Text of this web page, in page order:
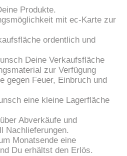
Produkte.
mit ec-Karte zur
ordentlich und
Deine Verkaufsfläche
zur Verfügung
gegen Feuer, Einbruch und
eine kleine Lagerfläche
Abverkäufe und
Nachlieferungen.
Monatsende eine
Du erhältst den Erlös.